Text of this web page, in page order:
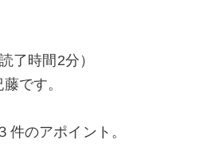
了時間2分）
です。
件のアポイント。